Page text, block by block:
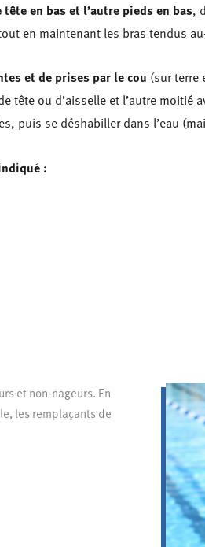
en bas et l’autre pieds en bas,
en maintenant les bras tendus au-
et de prises par le cou (sur terre
tête ou d’aisselle et l’autre moitié
puis se déshabiller dans l’eau
:
et non-nageurs. En
les remplaçants de